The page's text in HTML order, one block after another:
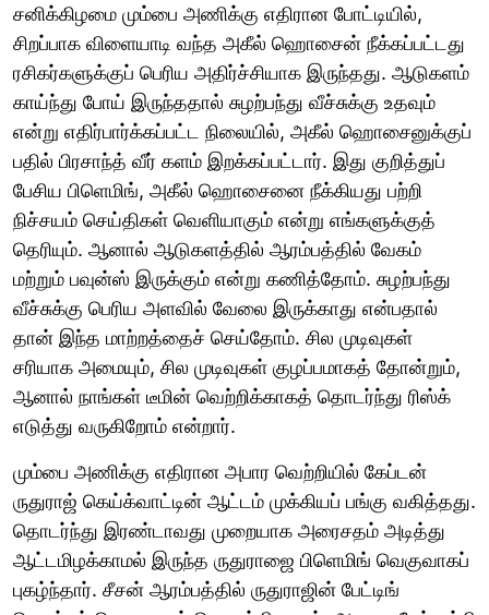
சனிக்கிழமை மும்பை அணிக்கு எதிரான போட்டியில்,
சிறப்பாக விளையாடி வந்த அகீல் ஹொசைன் நீக்கப்பட்டது
ரசிகர்களுக்குப் பெரிய அதிர்ச்சியாக இருந்தது. ஆடுகளம்
காய்ந்து போய் இருந்ததால் சுழற்பந்து வீச்சுக்கு உதவும்
என்று எதிர்பார்க்கப்பட்ட நிலையில், அகீல் ஹொசைனுக்குப்
பதில் பிரசாந்த் வீர் களம் இறக்கப்பட்டார். இது குறித்துப்
பேசிய பிளெமிங், அகீல் ஹொசைனை நீக்கியது பற்றி
நிச்சயம் செய்திகள் வெளியாகும் என்று எங்களுக்குத்
தெரியும். ஆனால் ஆடுகளத்தில் ஆரம்பத்தில் வேகம்
மற்றும் பவுன்ஸ் இருக்கும் என்று கணித்தோம். சுழற்பந்து
வீச்சுக்கு பெரிய அளவில் வேலை இருக்காது என்பதால்
தான் இந்த மாற்றத்தைச் செய்தோம். சில முடிவுகள்
சரியாக அமையும், சில முடிவுகள் குழப்பமாகத் தோன்றும்,
ஆனால் நாங்கள் டீமின் வெற்றிக்காகத் தொடர்ந்து ரிஸ்க்
எடுத்து வருகிறோம் என்றார்.
மும்பை அணிக்கு எதிரான அபார வெற்றியில் கேப்டன்
ருதுராஜ் கெய்க்வாட்டின் ஆட்டம் முக்கியப் பங்கு வகித்தது.
தொடர்ந்து இரண்டாவது முறையாக அரைசதம் அடித்து
ஆட்டமிழக்காமல் இருந்த ருதுராஜை பிளெமிங் வெகுவாகப்
புகழ்ந்தார். சீசன் ஆரம்பத்தில் ருதுராஜின் பேட்டிங்